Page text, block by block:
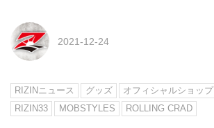
2021-12-24
RIZINニュース グッズ オフィシャルショップ
RIZIN33
MOBSTYLES ROLLING CRAD